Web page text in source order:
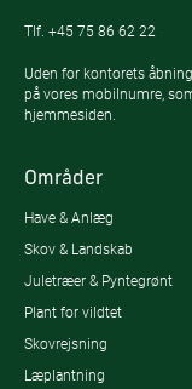
Tlf. +45 75 86 62 22
Uden for kontorets
på vores mobilnumre,
hjemmesiden.
Områder
Have & Anlæg
Skov & Landskab
Juletræer & Pyntegrønt
Plant for vildtet
Skovrejsning
Læplantning